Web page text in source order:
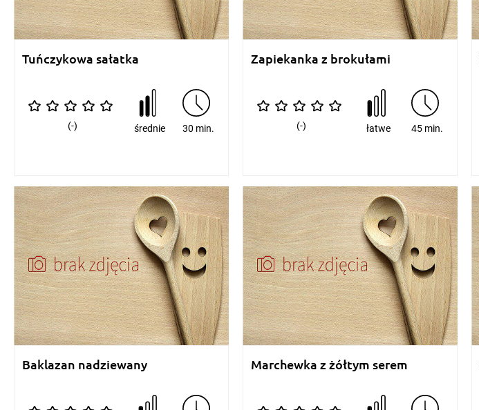
Tuńczykowa sałatka
(-) średnie 30 min.
Zapiekanka z brokułami
(-) łatwe 45 min.
Baklazan nadziewany Marchewka z żółtym serem